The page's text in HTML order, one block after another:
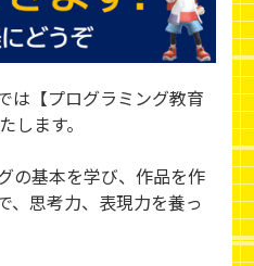
は【プログラミング教育
します。
の基本を学び、作品を作
、思考力、表現力を養っ